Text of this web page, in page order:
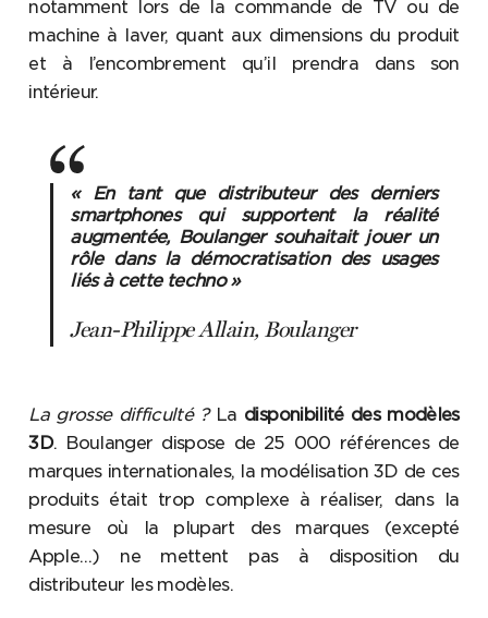
notamment lors de la commande de TV ou de
machine à laver, quant aux dimensions du produit
et à l’encombrement qu’il prendra dans son
intérieur.
« En tant que distributeur des derniers
smartphones qui supportent la réalité
augmentée, Boulanger souhaitait jouer un
rôle dans la démocratisation des usages
liés à cette techno »
Jean-Philippe Allain, Boulanger
La grosse difficulté ?La disponibilité des modèles
3D. Boulanger dispose de 25 000 références de
marques internationales, la modélisation 3D de ces
produits était trop complexe à réaliser, dans la
mesure où la plupart des marques (excepté
Apple…) ne mettent pas à disposition du
distributeur les modèles.